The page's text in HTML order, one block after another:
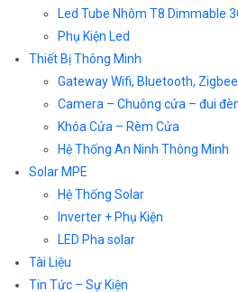
Led Tube Nhôm T8 Dimmable
Phụ Kiện Led
Thiết Bị Thông Minh
Gateway Wifi, Bluetooth,
Camera – Chuông cửa – đui
Khóa Cửa – Rèm Cửa
Hệ Thống An Ninh Thông Minh
Solar MPE
Hệ Thống Solar
Inverter + Phụ Kiện
LED Pha solar
Tài Liệu
Tin Tức – Sự Kiện